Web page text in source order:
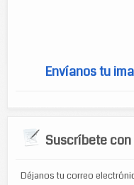
Envíanos tu
Suscríbete
Déjanos tu correo